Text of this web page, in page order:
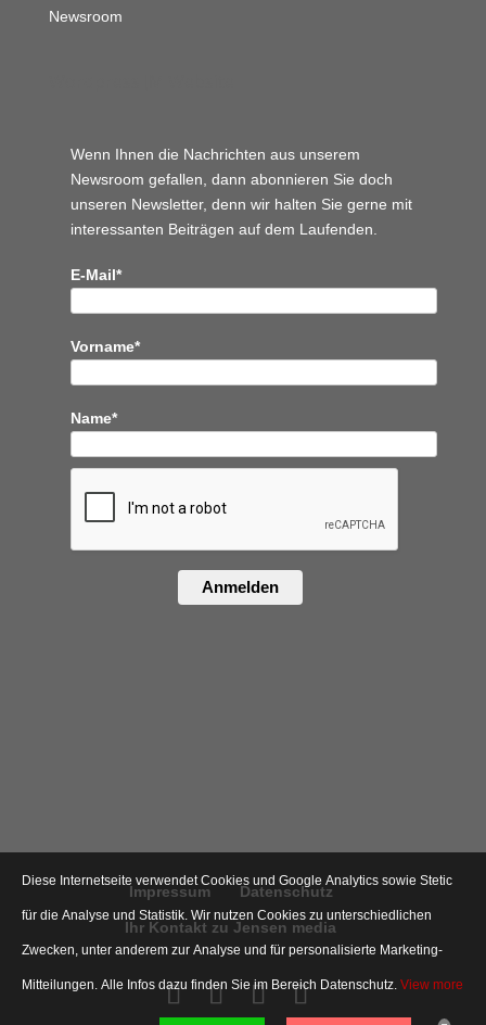
Newsroom
Wenn Ihnen die Nachrichten aus unserem
Newsroom gefallen, dann abonnieren Sie doch
unseren Newsletter, denn wir halten Sie gerne mit
interessanten Beiträgen auf dem Laufenden.
E-Mail*
Vorname*
Name*
Anmelden
Impressum Datenschutz
Ihr Kontakt zu Jensen media
Diese Internetseite verwendet Cookies und Google Analytics sowie Stetic
für die Analyse und Statistik. Wir nutzen Cookies zu unterschiedlichen
Zwecken, unter anderem zur Analyse und für personalisierte Marketing-
Mitteilungen. Alle Infos dazu finden Sie im Bereich Datenschutz. View more